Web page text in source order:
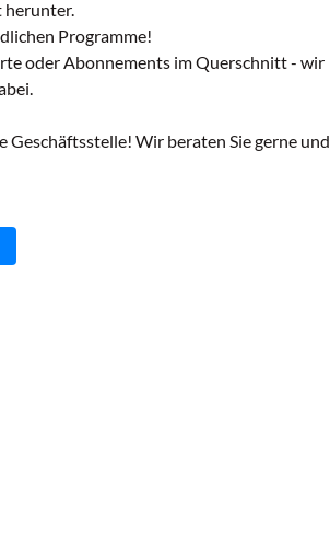
herunter.
Programme!
oder Abonnements im Querschnitt - wir
Geschäftsstelle! Wir beraten Sie gerne und